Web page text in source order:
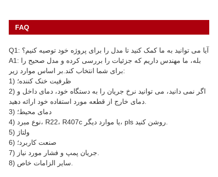
FAQ
Q1: آیا می توانید به ما کمک کنید تا مدل را برای پروژه خود توصیه کنیم؟
A1: بله، ما مهندس داریم که جزئیات را بررسی کرده و مدل صحیح را
برای شما انتخاب کند.بر اساس موارد زیر:
1) ظرفیت خنک کننده؛
2) اگر نمی دانید، می توانید نرخ جریان را به دستگاه خود، دمای داخل و
دمای خارج از قطعه مورد استفاده خود ارائه دهید.
3) دمای محیط؛
5) ولتاژ
6) صنعت کاربرد؛